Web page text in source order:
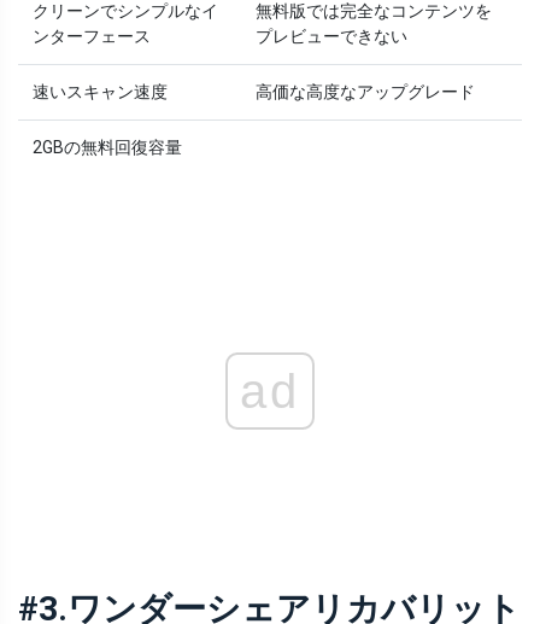
クリーンでシンプルなイ
ンターフェース
無料版では完全なコンテンツを
プレビューできない
速いスキャン速度 高価な高度なアップグレード
2GBの無料回復容量
ad
#3.ワンダーシェアリカバリット